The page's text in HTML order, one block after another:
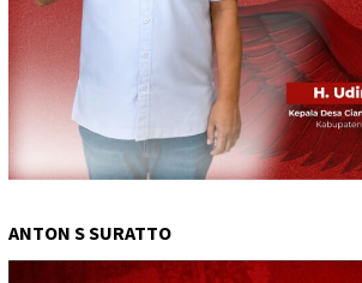
ANTON S SURATTO